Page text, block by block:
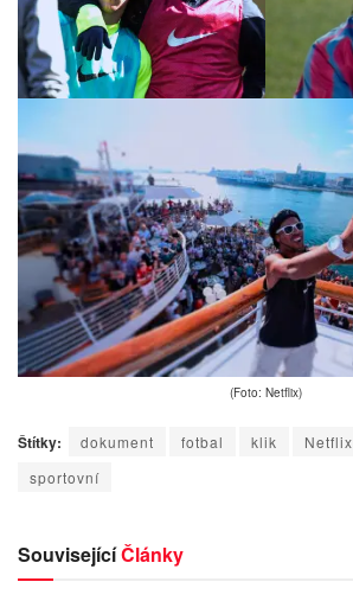
(Foto: Netflix)
Štítky: dokument fotbal klik Netflix
sportovní
SouvisejícíČlánky